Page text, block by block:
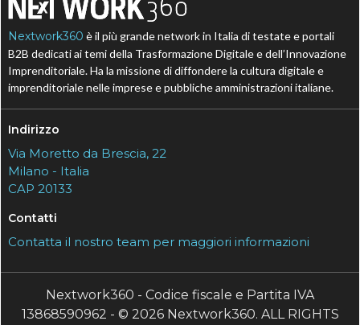
Nextwork360 è il più grande network in Italia di testate e portali
B2B dedicati ai temi della Trasformazione Digitale e dell’Innovazione
Imprenditoriale. Ha la missione di diffondere la cultura digitale e
imprenditoriale nelle imprese e pubbliche amministrazioni italiane.
Indirizzo
Via Moretto da Brescia, 22
Milano - Italia
CAP 20133
Contatti
Contatta il nostro team per maggiori informazioni
Nextwork360 - Codice fiscale e Partita IVA
13868590962 - © 2026 Nextwork360. ALL RIGHTS